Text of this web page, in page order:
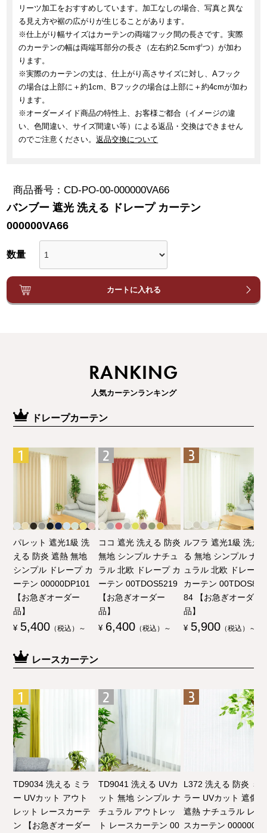
リーツ加工をおすすめしています。加工なしの場合、写真と異な
る見え方や裾の広がりが生じることがあります。
※仕上がり幅サイズはカーテンの両端フック間の長さです。実際
のカーテンの幅は両端耳部分の長さ（左右約2.5cmずつ）が加わ
ります。
※実際のカーテンの丈は、仕上がり高さサイズに対し、Aフック
の場合は上部に＋約1cm、Bフックの場合は上部に＋約4cmが加わ
ります。
※オーダーメイド商品の特性上、お客様ご都合（イメージの違
い、色間違い、サイズ間違い等）による返品・交換はできません
のでご注意ください。返品交換について
商品番号 CD-PO-00-000000VA66
バンブー 遮光 洗える ドレープ カーテン
000000VA66
カートに入れる
RANKING
人気カーテンランキング
ドレープカーテン
パレット 遮光1級 洗
える 防炎 遮熱 無地
シンプル ドレープ カ
ーテン 00000DP101
【お急ぎオーダー
品】
¥ 5,400 （税込）～
ココ 遮光 洗える 防炎
無地 シンプル ナチュ
ラル 北欧 ドレープ カ
ーテン 00TDOS5219
【お急ぎオーダー
品】
¥ 6,400 （税込）～
ルフラ 遮光1級 洗え
る 無地 シンプル ナチ
ュラル 北欧 ドレープ
カーテン 00TDOS80
84 【お急ぎオーダー
品】
¥ 5,900 （税込）～
レースカーテン
TD9034 洗える ミラ
ー UVカット アウト
レット レースカーテ
ン 【お急ぎオーダー
TD9041 洗える UVカ
ット 無地 シンプル ナ
チュラル アウトレッ
ト レースカーテン 00
L372 洗える 防炎 ミ
ラー UVカット 遮像
遮熱 ナチュラル レー
スカーテン 00000003